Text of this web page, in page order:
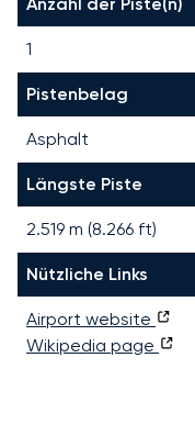
1
Pistenbelag
Asphalt
Längste Piste
2.519 m (8.266 ft)
Nützliche Links
Airport website
Wikipedia page